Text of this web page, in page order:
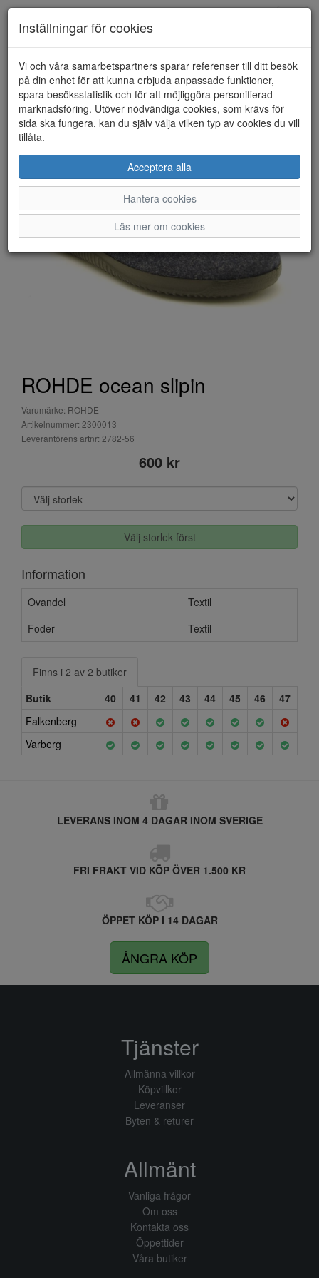
HEM ROHDE
ROHDE ocean slipin
Varumärke: ROHDE
Artikelnummer: 2300013
Leverantörens artnr: 2782-56
600 kr
Välj storlek först
Information
Ovandel
Textil
Foder
Textil
Finns i 2 av 2 butiker
Butik
40 41 42 43 44 45 46
47
Falkenberg
Varberg
LEVERANS INOM 4 DAGAR INOM SVERIGE
FRI FRAKT VID KÖP ÖVER 1.500 KR
ÖPPET KÖP I 14 DAGAR
ÅNGRA KÖP
Inställningar för cookies
Vi och våra samarbetspartners sparar referenser till ditt besök
på din enhet för att kunna erbjuda anpassade funktioner,
spara besöksstatistik och för att möjliggöra personifierad
marknadsföring. Utöver nödvändiga cookies, som krävs för
sida ska fungera, kan du själv välja vilken typ av cookies du vill
tillåta.
Acceptera alla
Hantera cookies
Läs mer om cookies
Tjänster
Allmänna villkor
Köpvillkor
Leveranser
Byten & returer
Allmänt
Vanliga frågor
Om oss
Kontakta oss
Öppettider
Våra butiker